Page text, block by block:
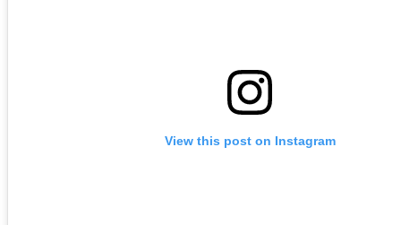
View this post on Instagram